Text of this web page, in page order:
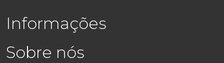
Informações
Sobre nós